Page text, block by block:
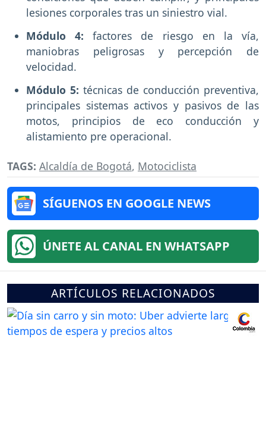
lesiones corporales tras un siniestro vial.
Módulo 4:factores de riesgo en la vía,
maniobras peligrosas y percepción de
velocidad.
Módulo 5: técnicas de conducción preventiva,
principales sistemas activos y pasivos de las
motos, principios de eco conducción y
alistamiento pre operacional.
TAGS: Alcaldía de Bogotá, Motociclista
SÍGUENOS EN GOOGLE NEWS
ÚNETE AL CANAL EN WHATSAPP
ARTÍCULOS RELACIONADOS